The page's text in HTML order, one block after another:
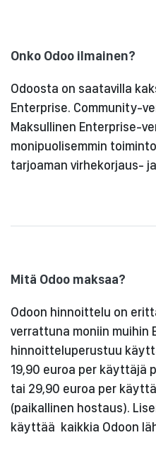
Onko Odoo ilmainen?
Odoosta on saatavilla
Enterprise. Community-
Maksullinen Enterprise-
monipuolisemmin
tarjoaman virhekorjaus-
Mitä Odoo maksaa?
Odoon hinnoittelu on
verrattuna moniin muihin
hinnoitteluperustuu
19,90 euroa per käyttäjä
tai 29,90 euroa per
(paikallinen hostaus).
käyttää kaikkia Odoon